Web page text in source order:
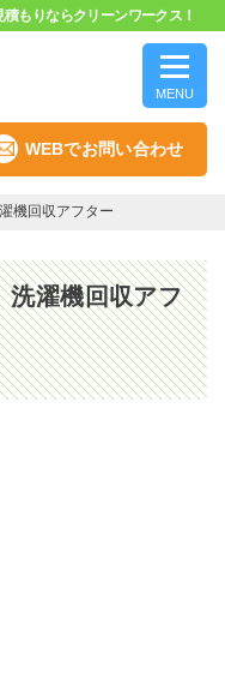
もりならクリーンワークス！
MENU
WEBでお問い合わせ
回収アフター
濯機回収アフ